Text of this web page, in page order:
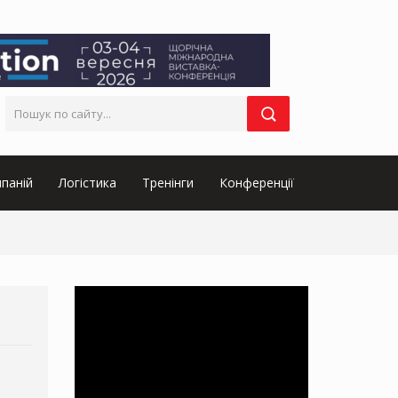
Логістика Тренінги Конференції